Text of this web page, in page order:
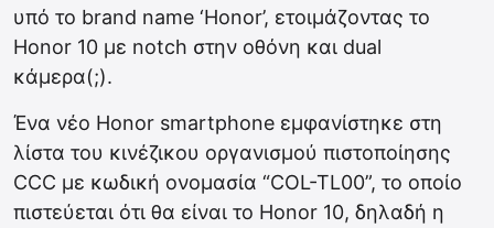
υπό το brand name ‘Honor’, ετοιμάζοντας το
Honor 10 με notch στην οθόνη και dual
κάμερα(;).
Ένα νέο Honor smartphone εμφανίστηκε στη
λίστα του κινέζικου οργανισμού πιστοποίησης
CCC με κωδική ονομασία “COL-TL00”, το οποίο
πιστεύεται ότι θα είναι το Honor 10, δηλαδή η